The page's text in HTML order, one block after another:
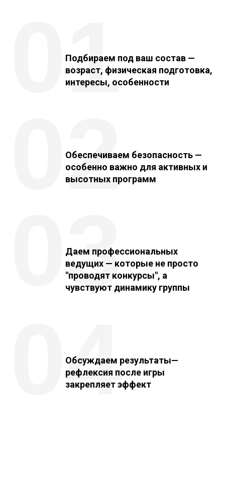
Подбираем под ваш состав —
возраст, физическая подготовка,
интересы, особенности
01
Обеспечиваем безопасность —
особенно важно для активных и
высотных программ
02
Даем профессиональных
ведущих — которые не просто
"проводят конкурсы", а
чувствуют динамику группы
03
Обсуждаем результаты—
рефлексия после игры
закрепляет эффект
04